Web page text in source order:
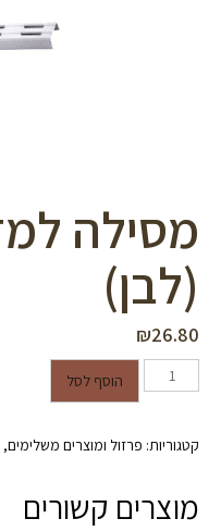
(לבן)
₪26.80
כמות של מסילה למדף 50 ס"מ (לבן)
הוסף לסל
קטגוריות: פרזול ומוצרים משלימים,
מוצרים קשורים